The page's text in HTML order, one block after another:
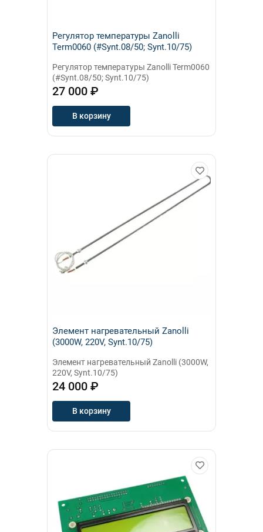
Регулятор температуры Zanolli
Term0060 (#Synt.08/50; Synt.10/75)
Регулятор температуры Zanolli Term0060
(#Synt.08/50; Synt.10/75)
27 000 ₽
В корзину
Элемент нагревательный Zanolli
(3000W, 220V, Synt.10/75)
Элемент нагревательный Zanolli (3000W,
220V, Synt.10/75)
24 000 ₽
В корзину